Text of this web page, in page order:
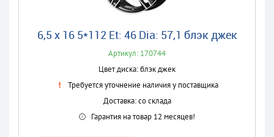
6,5 x 16 5*112 Et: 46 Dia: 57,1 блэк джек
Артикул: 170744
Цвет диска: блэк джек
Требуется уточнение наличия у поставщика
Доставка: со склада
Гарантия на товар 12 месяцев!